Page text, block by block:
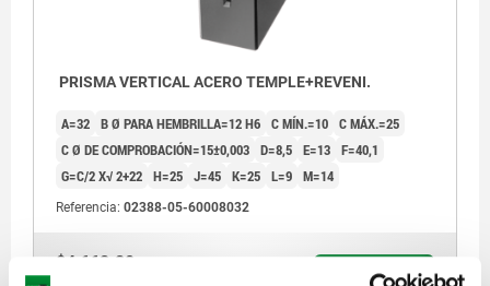
PRISMA VERTICAL ACERO TEMPLE+REVENI.
A=32 B Ø PARA HEMBRILLA=12 H6 C MÍN.=10 C MÁX.=25
C Ø DE COMPROBACIÓN=15±0,003 D=8,5 E=13 F=40,1
G=C/2 X√ 2+22 H=25 J=45 K=25 L=9 M=14
Referencia: 02388-05-60008032
$4,662.20
DETALLES